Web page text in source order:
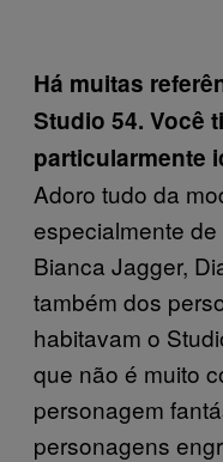
Há muitas
Studio 54. Você
particularmente
Adoro tudo da
especialmente
Bianca Jagger,
também dos
habitavam o
que não é muito
personagem
personagens